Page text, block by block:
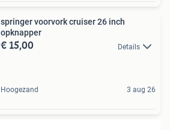
springer voorvork cruiser 26 inch
opknapper
€ 15,00 Details
Hoogezand 3 aug 26